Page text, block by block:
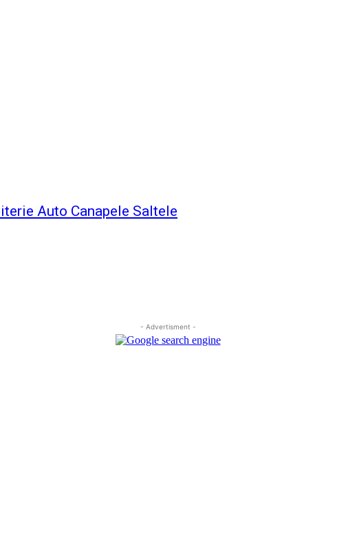
Auto Canapele Saltele
- Advertisment -